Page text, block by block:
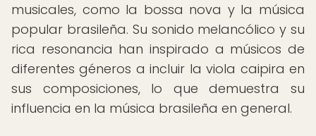
musicales, como la bossa nova y la música
popular brasileña. Su sonido melancólico y su
rica resonancia han inspirado a músicos de
diferentes géneros a incluir la viola caipira en
sus composiciones, lo que demuestra su
influencia en la música brasileña en general.